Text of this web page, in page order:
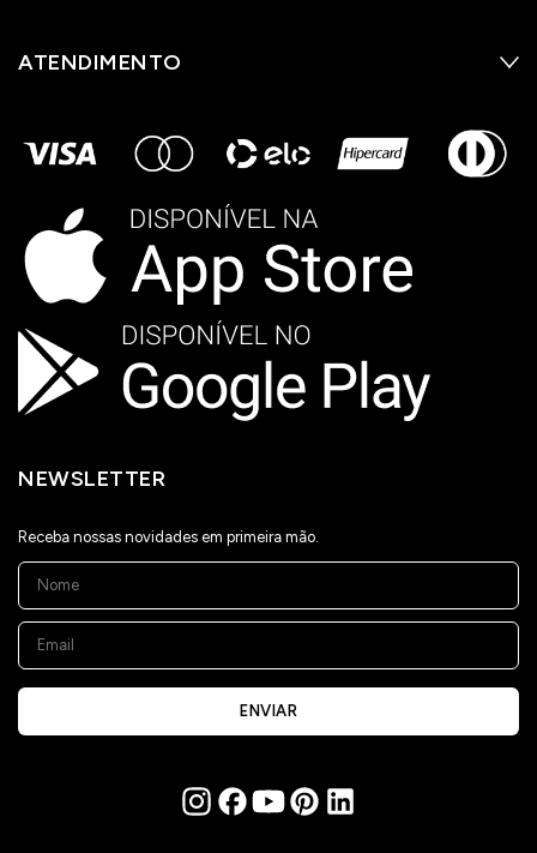
ATENDIMENTO
NEWSLETTER
Receba nossas novidades em primeira mão.
ENVIAR